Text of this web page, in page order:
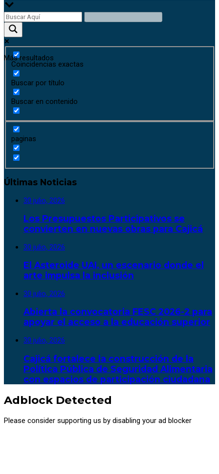
Más resultados
Coincidencias exactas
Buscar por título
Buscar en contenido
paginas
Últimas Noticias
30 julio, 2026
Los Presupuestos Participativos se
convierten en nuevas obras para Cajicá
30 julio, 2026
El Asteroide UAI, un escenario donde el
arte impulsa la inclusión
30 julio, 2026
Abierta la convocatoria FESC 2026-2 para
apoyar el acceso a la educación superior
30 julio, 2026
Cajicá fortalece la construcción de la
Política Pública de Seguridad Alimentaria
con espacios de participación ciudadana
Adblock Detected
Please consider supporting us by disabling your ad blocker